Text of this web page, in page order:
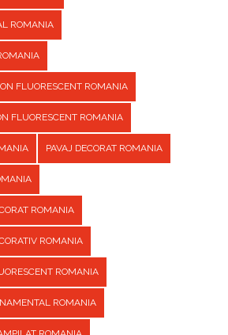
ROMANIA
FLUORESCENT ROMANIA
FLUORESCENT ROMANIA
PAVAJ DECORAT ROMANIA
ROMANIA
ROMANIA
ROMANIA
ROMANIA